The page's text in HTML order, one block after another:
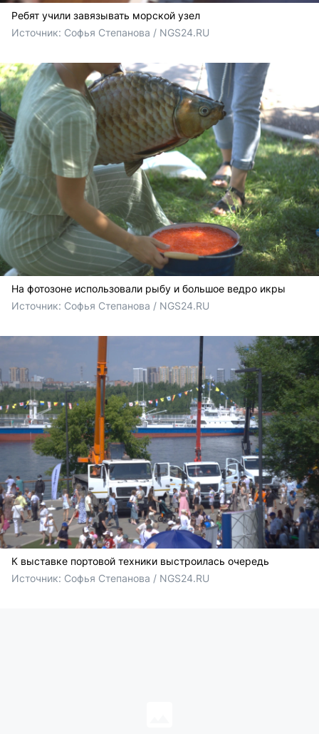
Ребят учили завязывать морской узел
Источник: Софья Степанова / NGS24.RU
На фотозоне использовали рыбу и большое ведро икры
Источник: Софья Степанова / NGS24.RU
К выставке портовой техники выстроилась очередь
Источник: Софья Степанова / NGS24.RU